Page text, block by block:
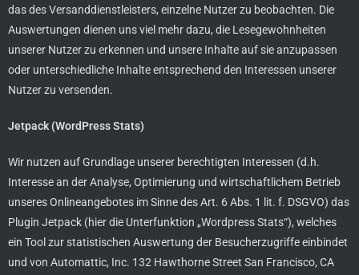
das des Versanddienstleisters, einzelne Nutzer zu beobachten. Die
Auswertungen dienen uns viel mehr dazu, die Lesegewohnheiten
unserer Nutzer zu erkennen und unsere Inhalte auf sie anzupassen
oder unterschiedliche Inhalte entsprechend den Interessen unserer
Nutzer zu versenden.
Jetpack (WordPress Stats)
Wir nutzen auf Grundlage unserer berechtigten Interessen (d.h.
Interesse an der Analyse, Optimierung und wirtschaftlichem Betrieb
unseres Onlineangebotes im Sinne des Art. 6 Abs. 1 lit. f. DSGVO) das
Plugin Jetpack (hier die Unterfunktion „Wordpress Stats“), welches
ein Tool zur statistischen Auswertung der Besucherzugriffe einbindet
und von Automattic, Inc. 132 Hawthorne Street San Francisco, CA